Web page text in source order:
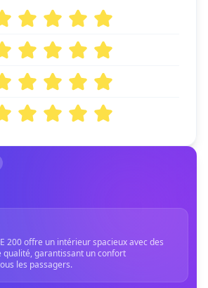
200 offre un intérieur spacieux avec des
qualité, garantissant un confort
les passagers.